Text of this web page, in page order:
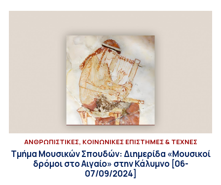
ΑΝΘΡΩΠΙΣΤΙΚΕΣ, ΚΟΙΝΩΝΙΚΕΣ ΕΠΙΣΤΗΜΕΣ & ΤΕΧΝΕΣ
Tμήμα Μουσικών Σπουδών: Διημερίδα «Μουσικοί
δρόμοι στο Αιγαίο» στην Κάλυμνο [06-
07/09/2024]